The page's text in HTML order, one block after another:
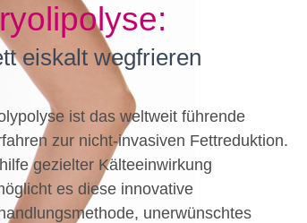
eiskalt wegfrieren
ist das weltweit führende
zur nicht-invasiven Fettreduktion.
gezielter Kälteeinwirkung
es diese innovative
unerwünschtes